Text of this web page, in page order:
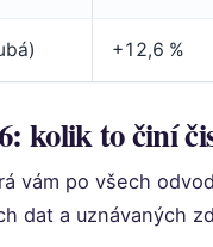
+12,6 %
kolik to činí
vám po všech
dat a uznávaných